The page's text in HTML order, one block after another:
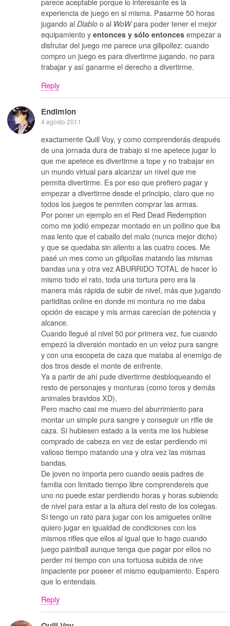
experiencia de juego en si misma. Pasarme 50 horas
jugando al Diablo o al WoWpara poder tener el mejor
equipamiento y entonces y sólo entonces empezar a
disfrutar del juego me parece una gilipollez: cuando
compro un juego es para divertirme jugando, no para
trabajar y así ganarme el derecho a divertirme.
Reply
Endimion
4 agosto 2011
exactamente Quill Voy, y como comprenderás después
de una jornada dura de trabajo si me apetece jugar lo
que me apetece es divertirme a tope y no trabajar en
un mundo virtual para alcanzar un nivel que me
permita divertirme. Es por eso que prefiero pagar y
empezar a divertirme desde el principio, claro que no
todos los juegos te permiten comprar las armas.
Por poner un ejemplo en el Red Dead Redemption
como me jodió empezar montado en un pollino que iba
mas lento que el caballo del malo (nunca mejor dicho)
y que se quedaba sin aliento a las cuatro coces. Me
pasé un mes como un gilipollas matando las mismas
bandas una y otra vez ABURRIDO TOTAL de hacer lo
mismo todo el rato, toda una tortura pero era la
manera más rápida de subir de nivel, más que jugando
partiditas online en donde mi montura no me daba
opción de escape y mis armas carecían de potencia y
alcance.
Cuando llegué al nivel 50 por primera vez, fue cuando
empezó la diversión montado en un veloz pura sangre
y con una escopeta de caza que mataba al enemigo de
dos tiros desde el monte de enfrente.
Ya a partir de ahí pude divertirme desbloqueando el
resto de personajes y monturas (como toros y demás
animales bravidos XD).
Pero macho casi me muero del aburrimiento para
montar un simple pura sangre y conseguir un rifle de
caza. Si hubiesen estado a la venta me los hubiese
comprado de cabeza en vez de estar perdiendo mi
valioso tiempo matando una y otra vez las mismas
bandas.
De joven no importa pero cuando seais padres de
familia con limitado tiempo libre comprendereis que
uno no puede estar perdiendo horas y horas subiendo
de nivel para estar a la altura del resto de los colegas.
Si tengo un rato para jugar con los amiguetes online
quiero jugar en igualdad de condiciones con los
mismos rifles que ellos al igual que lo hago cuando
juego paintball aunque tenga que pagar por ellos no
perder mi tiempo con una tortuosa subida de nive
impaciente por poseer el mismo equipamiento. Espero
que lo entendais.
Reply